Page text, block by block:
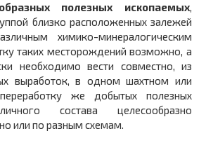
полезных ископаемых,
близко расположенных залежей
химико-минералогическим
таких месторождений возможно, а
необходимо вести совместно, из
выработок, в одном шахтном или
же добытых полезных
состава целесообразно
или по разным схемам.